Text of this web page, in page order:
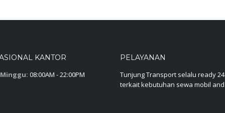
KANTOR
08:00AM - 22:00PM
PELAYANAN
Tunjung Transport selalu ready
terkait kebutuhan sewa mobil